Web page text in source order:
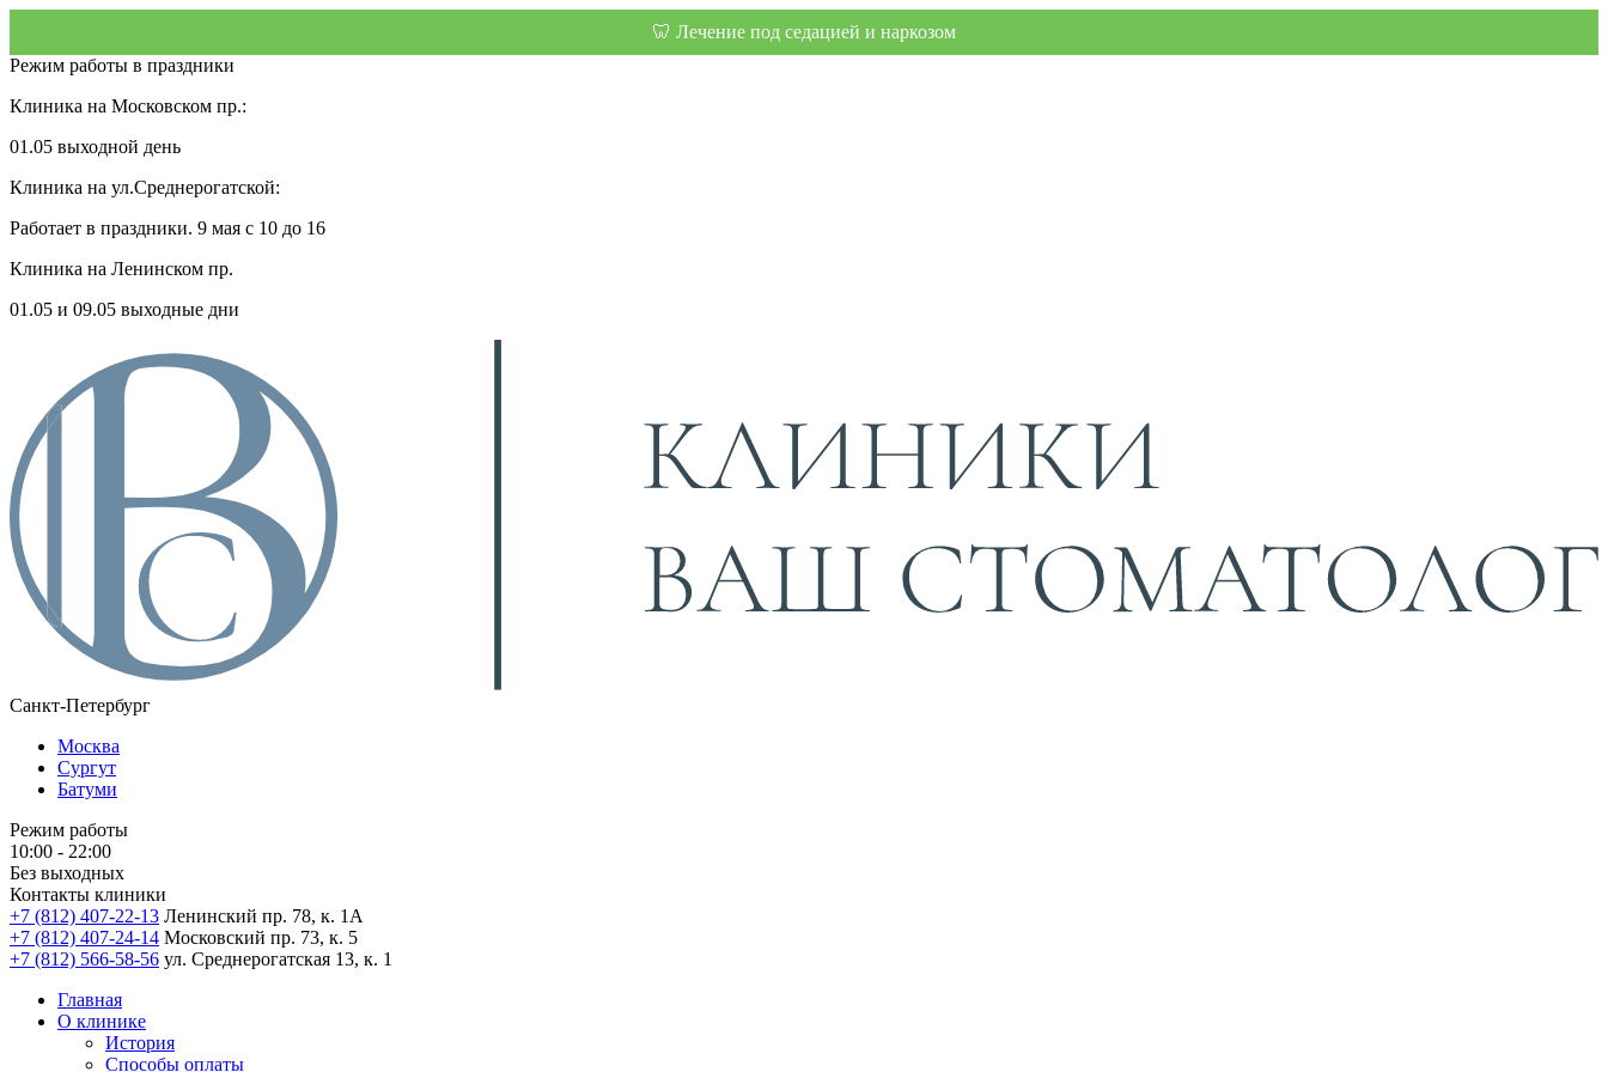
🦷 Лечение под седацией и наркозом
Режим работы в праздники
Клиника на Московском пр.:
01.05 выходной день
Клиника на ул.Среднерогатской:
Работает в праздники. 9 мая с 10 до 16
Клиника на Ленинском пр.
01.05 и 09.05 выходные дни
Санкт-Петербург
Москва
Сургут
Батуми
Режим работы
10:00 - 22:00
Без выходных
Контакты клиники
+7 (812) 407-22-13 Ленинский пр. 78, к. 1А
+7 (812) 407-24-14 Московский пр. 73, к. 5
+7 (812) 566-58-56 ул. Среднерогатская 13, к. 1
Главная
О клинике
История
Способы оплаты